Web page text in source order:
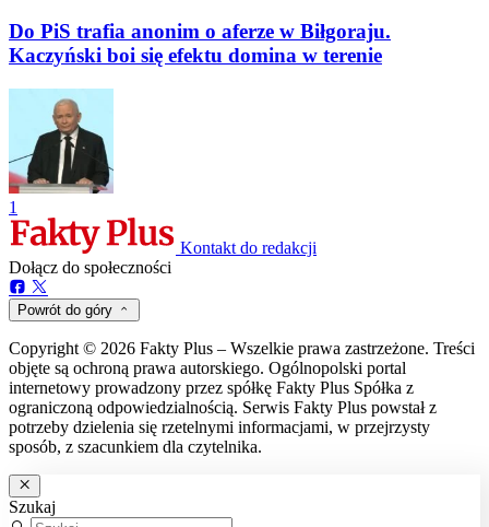
Do PiS trafia anonim o aferze w Biłgoraju.
Kaczyński boi się efektu domina w terenie
1
Kontakt do redakcji
Dołącz do społeczności
Powrót do góry
Copyright © 2026 Fakty Plus – Wszelkie prawa zastrzeżone. Treści
objęte są ochroną prawa autorskiego. Ogólnopolski portal
internetowy prowadzony przez spółkę Fakty Plus Spółka z
ograniczoną odpowiedzialnością. Serwis Fakty Plus powstał z
potrzeby dzielenia się rzetelnymi informacjami, w przejrzysty
sposób, z szacunkiem dla czytelnika.
Szukaj